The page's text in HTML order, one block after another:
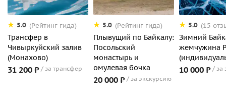
5.0 (Рейтинг гида)
Трансфер в
Чивыркуйский залив
(Монахово)
31 200 ₽ за трансфер
5.0 (Рейтинг гида)
Плывущий по Байкалу:
Посольский
монастырь и
омулевая бочка
20 000 ₽ за экскурсию
5.0 (15
Зимний
жемчужина
10 000 ₽ за